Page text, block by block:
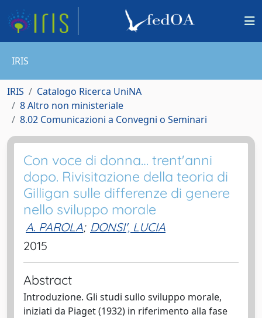
IRIS
IRIS
Catalogo Ricerca UniNA
8 Altro non ministeriale
8.02 Comunicazioni a Convegni o Seminari
Con voce di donna… trent'anni
dopo. Rivisitazione della teoria di
Gilligan sulle differenze di genere
nello sviluppo morale
A. PAROLA; DONSI', LUCIA
2015
Abstract
Introduzione. Gli studi sullo sviluppo morale,
iniziati da Piaget (1932) in riferimento alla fase